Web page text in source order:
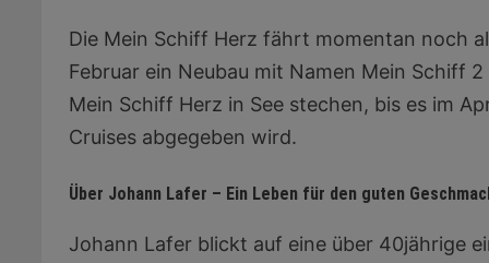
Die Mein Schiff Herz fährt momentan noch
Februar ein Neubau mit Namen Mein Schiff
Mein Schiff Herz in See stechen, bis es im
Cruises abgegeben wird.
Über Johann Lafer – Ein Leben für den guten
Johann Lafer blickt auf eine über 40jährige